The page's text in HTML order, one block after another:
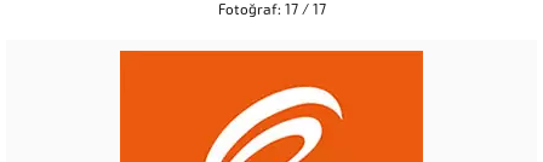
Fotoğraf: 17 / 17